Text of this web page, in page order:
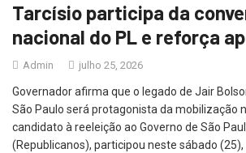
Tarcísio participa da
nacional do PL e reforça
Admin julho 25, 2026
Governador afirma que o legado de Jair
São Paulo será protagonista da mobilização
candidato à reeleição ao Governo de São
(Republicanos), participou neste sábado